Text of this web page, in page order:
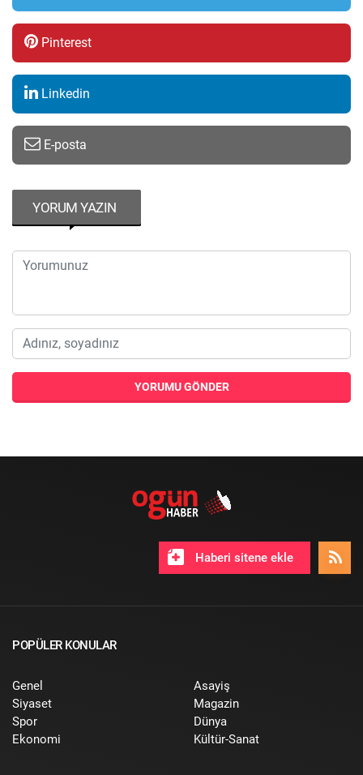
Pinterest
Linkedin
E-posta
YORUM YAZIN
YORUMU GÖNDER
Haberi sitene ekle
POPÜLER KONULAR
Genel
Siyaset
Spor
Ekonomi
Asayiş
Magazin
Dünya
Kültür-Sanat